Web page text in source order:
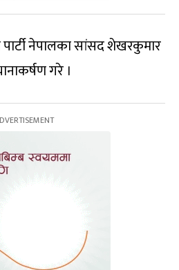
पार्टी नेपालका सांसद शेखरकुमार
गरे ।